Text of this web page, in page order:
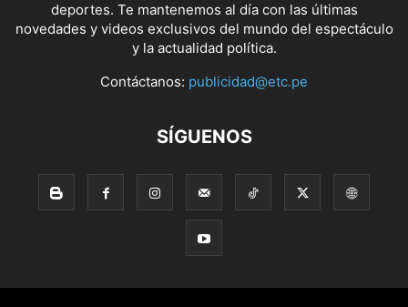
deportes. Te mantenemos al día con las últimas
novedades y videos exclusivos del mundo del espectáculo
y la actualidad política.
Contáctanos: publicidad@etc.pe
SÍGUENOS